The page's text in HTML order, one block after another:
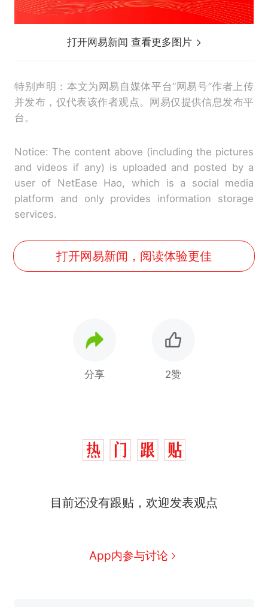
打开网易新闻 查看更多图片
特别声明：本文为网易自媒体平台“网易号”作者上传
并发布，仅代表该作者观点。网易仅提供信息发布平
台。
Notice: The content above (including the pictures
and videos if any) is uploaded and posted by a
user of NetEase Hao, which is a social media
platform and only provides information storage
services.
打开网易新闻，阅读体验更佳
分享 2赞
目前还没有跟贴，欢迎发表观点
App内参与讨论
哥士兵搬起大石块投向移民引
协会回应
男子上山采菌偶然发现鸡枞菌